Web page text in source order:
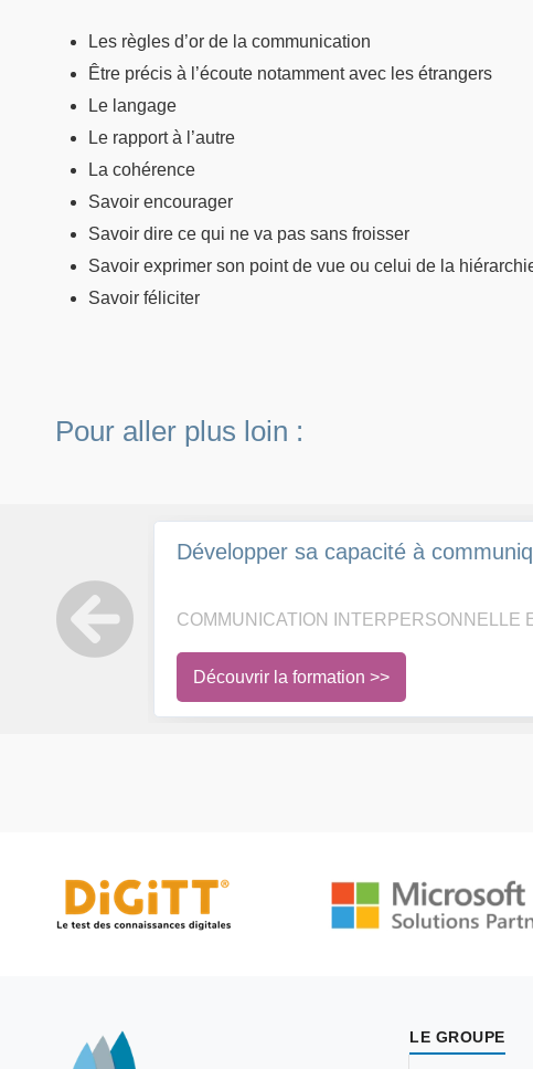
Les règles d’or de la communication
Être précis à l’écoute notamment avec les étrangers
Le langage
Le rapport à l’autre
La cohérence
Savoir encourager
Savoir dire ce qui ne va pas sans froisser
Savoir exprimer son point de vue ou celui de la
Savoir féliciter
Pour aller plus loin :
Développer sa capacité à
COMMUNICATION INTERPERSONNELLE
Découvrir la formation >>
LE GROUPE